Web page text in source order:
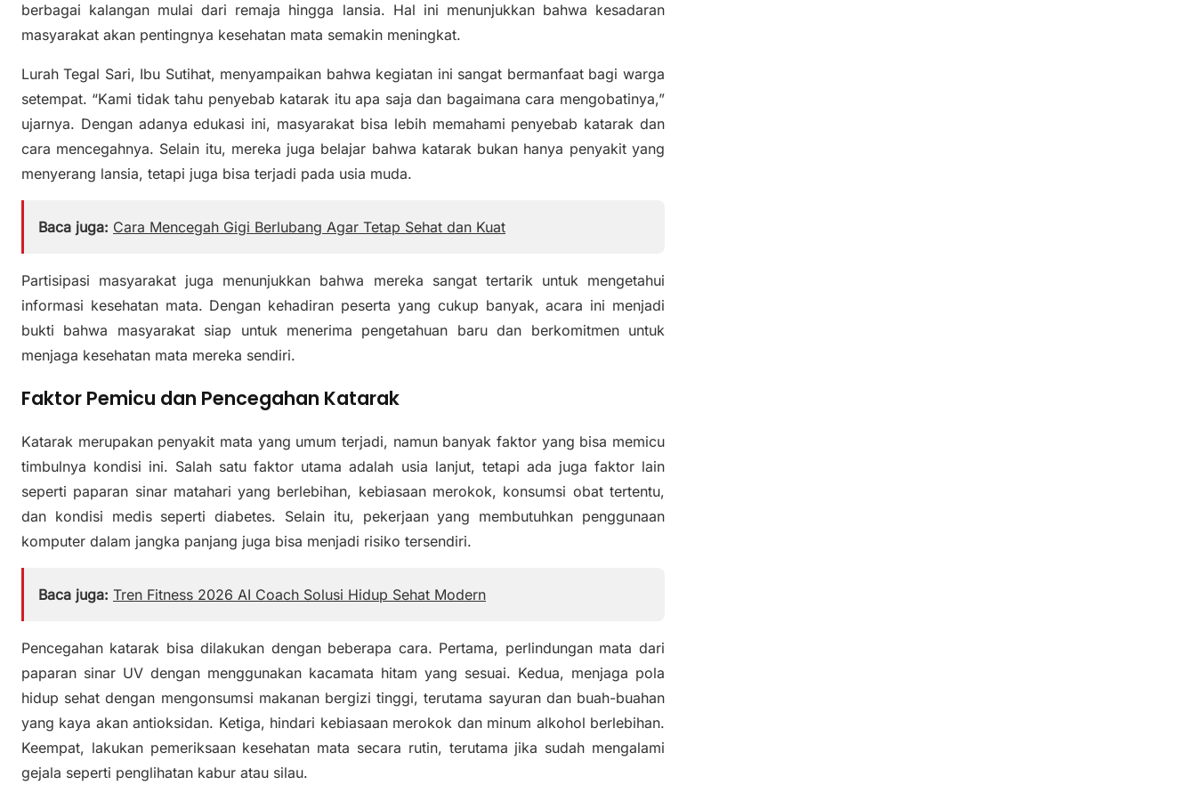
berbagai kalangan mulai dari remaja hingga lansia. Hal ini menunjukkan bahwa kesadaran
masyarakat akan pentingnya kesehatan mata semakin meningkat.
Lurah Tegal Sari, Ibu Sutihat, menyampaikan bahwa kegiatan ini sangat bermanfaat bagi warga
setempat. “Kami tidak tahu penyebab katarak itu apa saja dan bagaimana cara mengobatinya,”
ujarnya. Dengan adanya edukasi ini, masyarakat bisa lebih memahami penyebab katarak dan
cara mencegahnya. Selain itu, mereka juga belajar bahwa katarak bukan hanya penyakit yang
menyerang lansia, tetapi juga bisa terjadi pada usia muda.
Baca juga: Cara Mencegah Gigi Berlubang Agar Tetap Sehat dan Kuat
Partisipasi masyarakat juga menunjukkan bahwa mereka sangat tertarik untuk mengetahui
informasi kesehatan mata. Dengan kehadiran peserta yang cukup banyak, acara ini menjadi
bukti bahwa masyarakat siap untuk menerima pengetahuan baru dan berkomitmen untuk
menjaga kesehatan mata mereka sendiri.
Faktor Pemicu dan Pencegahan Katarak
Katarak merupakan penyakit mata yang umum terjadi, namun banyak faktor yang bisa memicu
timbulnya kondisi ini. Salah satu faktor utama adalah usia lanjut, tetapi ada juga faktor lain
seperti paparan sinar matahari yang berlebihan, kebiasaan merokok, konsumsi obat tertentu,
dan kondisi medis seperti diabetes. Selain itu, pekerjaan yang membutuhkan penggunaan
komputer dalam jangka panjang juga bisa menjadi risiko tersendiri.
Baca juga: Tren Fitness 2026 AI Coach Solusi Hidup Sehat Modern
Pencegahan katarak bisa dilakukan dengan beberapa cara. Pertama, perlindungan mata dari
paparan sinar UV dengan menggunakan kacamata hitam yang sesuai. Kedua, menjaga pola
hidup sehat dengan mengonsumsi makanan bergizi tinggi, terutama sayuran dan buah-buahan
yang kaya akan antioksidan. Ketiga, hindari kebiasaan merokok dan minum alkohol berlebihan.
Keempat, lakukan pemeriksaan kesehatan mata secara rutin, terutama jika sudah mengalami
gejala seperti penglihatan kabur atau silau.